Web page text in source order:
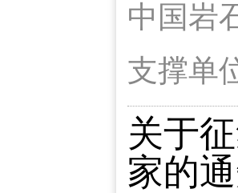
中国岩
支撑单
关于
家的